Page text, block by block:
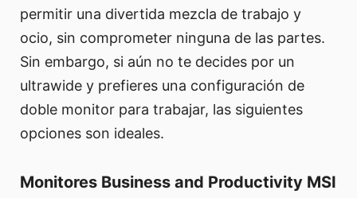
permitir una divertida mezcla de trabajo y
ocio, sin comprometer ninguna de las partes.
Sin embargo, si aún no te decides por un
ultrawide y prefieres una configuración de
doble monitor para trabajar, las siguientes
opciones son ideales.
Monitores Business and Productivity MSI